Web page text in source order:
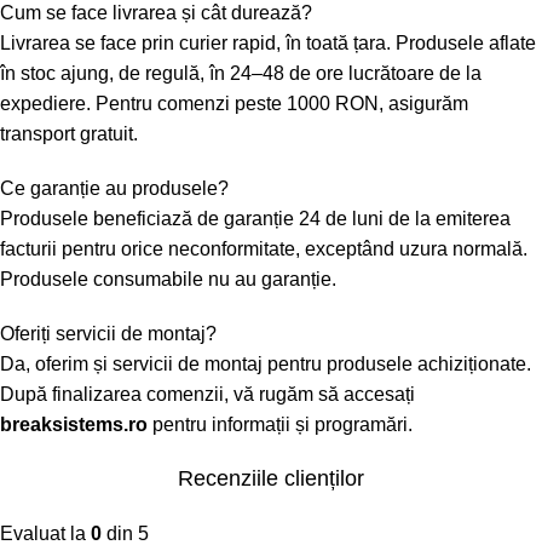
Cum se face livrarea și cât durează?
Livrarea se face prin curier rapid, în toată țara. Produsele aflate
în stoc ajung, de regulă, în 24–48 de ore lucrătoare de la
expediere. Pentru comenzi peste 1000 RON, asigurăm
transport gratuit.
Ce garanție au produsele?
Produsele beneficiază de garanție 24 de luni de la emiterea
facturii pentru orice neconformitate, exceptând uzura normală.
Produsele consumabile nu au garanție.
Oferiți servicii de montaj?
Da, oferim și servicii de montaj pentru produsele achiziționate.
După finalizarea comenzii, vă rugăm să accesați
breaksistems.ro pentru informații și programări.
Recenziile clienților
Evaluat la 0 din 5